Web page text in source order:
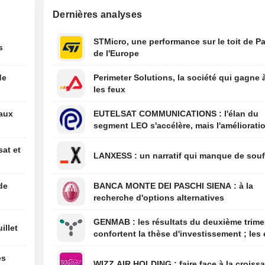
budgétaire lors
contre le "
un arrêt de la
suprême
01:34
Les États-Unis
activités dans
00:10
Le juge Alito
pour un nouveau
et
Dernières analyses
STMicro, une performance sur le toit de
de l'Europe
Perimeter Solutions, la société qui gagne
les feux
EUTELSAT COMMUNICATIONS : l'élan du
segment LEO s'accélère, mais
LANXESS : un narratif qui manque de
BANCA MONTE DEI PASCHI SIENA : à la
recherche d'options alternatives
GENMAB : les résultats du deuxième trimestre
confortent la thèse d'investissement ; les